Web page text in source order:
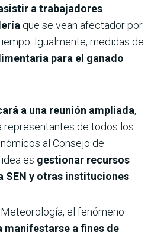
a trabajadores
que se vean afectador por
Igualmente, medidas de
para el ganado
a una reunión ampliada,
representantes de todos los
al Consejo de
es gestionar recursos
SEN y otras instituciones
el fenómeno
manifestarse a fines de